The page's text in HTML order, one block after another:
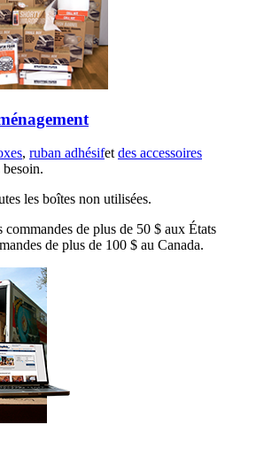
, ruban adhésifetdes accessoires
les boîtes non utilisées.
de plus de 50 $ aux États
de plus de 100 $ au Canada.